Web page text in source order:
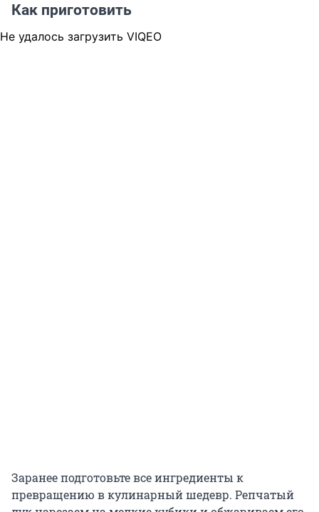
Как приготовить
Не удалось загрузить VIQEO
Заранее подготовьте все ингредиенты к
превращению в кулинарный шедевр. Репчатый